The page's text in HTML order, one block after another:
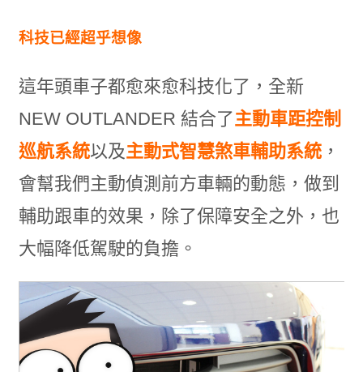
科技已經超乎想像
這年頭車子都愈來愈科技化了，全新
NEW OUTLANDER 結合了主動車距控制
巡航系統以及主動式智慧煞車輔助系統，
會幫我們主動偵測前方車輛的動態，做到
輔助跟車的效果，除了保障安全之外，也
大幅降低駕駛的負擔。